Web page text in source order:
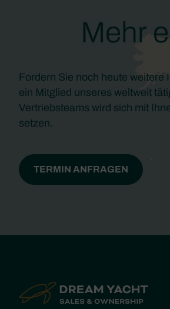
Mehr
Fordern Sie noch heute weitere
ein Mitglied unseres weltweit
Vertriebsteams wird sich mit
setzen.
TERMIN ANFRAGEN